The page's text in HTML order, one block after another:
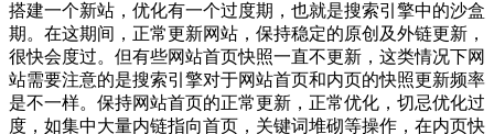
搭建一个新站，优化有一个过度期，也就是搜索引擎中的沙盒
期。在这期间，正常更新网站，保持稳定的原创及外链更新，
很快会度过。但有些网站首页快照一直不更新，这类情况下网
站需要注意的是搜索引擎对于网站首页和内页的快照更新频率
是不一样。保持网站首页的正常更新，正常优化，切忌优化过
度，如集中大量内链指向首页，关键词堆砌等操作，在内页快